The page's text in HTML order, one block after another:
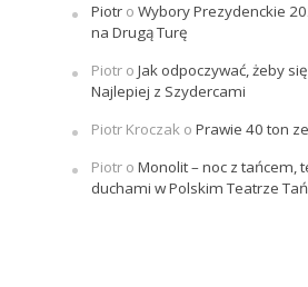
Piotro Wybory Prezydenckie
na Drugą Turę
Piotro Jak odpoczywać, żeby
Najlepiej z Szydercami
Piotr Kroczako Prawie 40 ton
Piotro Monolit – noc z tańcem,
duchami w Polskim Teatrze